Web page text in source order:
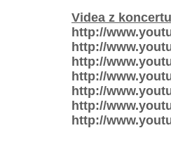
Videa z
http://
http://
http://
http://
http://
http://
http://